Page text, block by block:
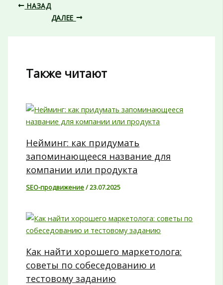
НАЗАД
ДАЛЕЕ
Также читают
Нейминг: как придумать
запоминающееся название для
компании или продукта
SEO-продвижение/23.07.2025
Как найти хорошего маркетолога:
советы по собеседованию и
тестовому заданию